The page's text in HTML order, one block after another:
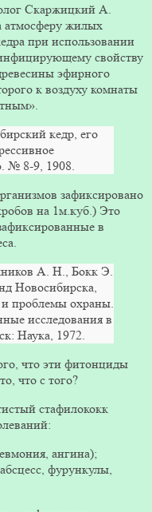
Скаржицкий А.
атмосферу жилых
при использовании
свойству
эфирного
к воздуху комнаты
кедр, его
№ 8-9, 1908.
зафиксировано
на 1м.куб.) Это
в
А. Н., Бокк Э.
Новосибирска,
и проблемы охраны.
исследования в
Наука, 1972.
что эти фитонциды
что с того?
стафилококк
ангина);
фурункулы,